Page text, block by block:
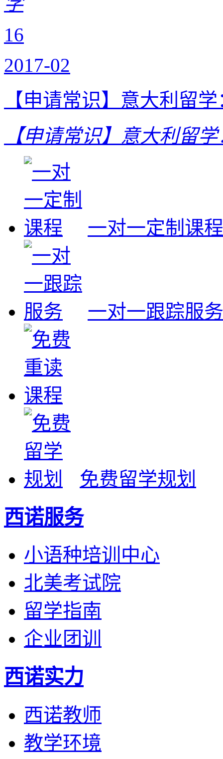
16
2017-02
【申请常识】意大利留
【申请常识】意大利留
一对一定制课程
一对一跟踪服务
免费留学规划
西诺服务
小语种培训中心
北美考试院
留学指南
企业团训
西诺实力
西诺教师
教学环境